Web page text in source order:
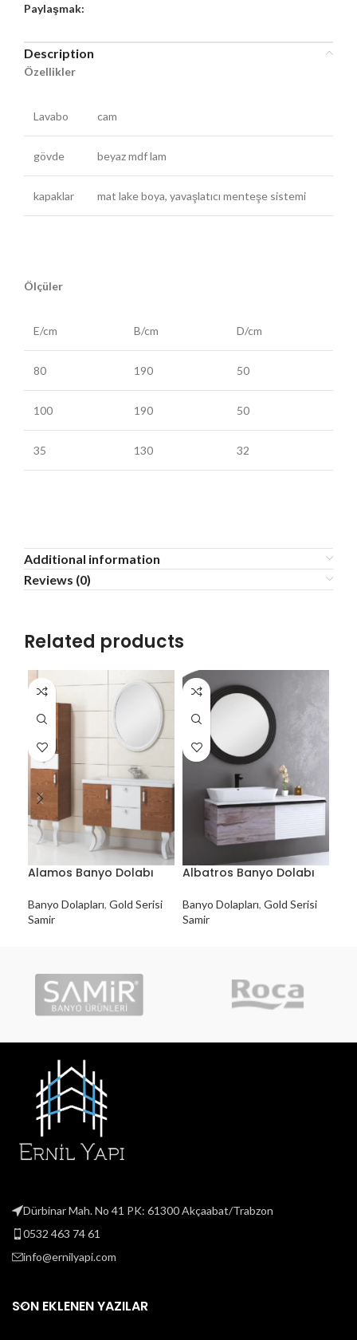
Paylaşmak:
Description
Özellikler
Lavabo cam
gövde beyaz mdf lam
kapaklar mat lake boya, yavaşlatıcı menteşe sistemi
Ölçüler
E/cm B/cm D/cm
80 190 50
100 190 50
35 130 32
Additional information
Reviews (0)
Related products
Alamos Banyo Dolabı
Banyo Dolapları, Gold Serisi
Samir
Albatros Banyo Dolabı
Banyo Dolapları, Gold Serisi
Samir
Dürbinar Mah. No 41 PK: 61300 Akçaabat/Trabzon
0532 463 74 61
info@ernilyapi.com
SON EKLENEN YAZILAR